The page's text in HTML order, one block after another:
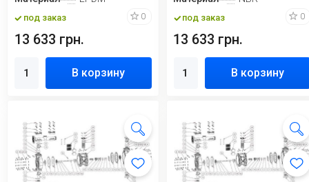
под заказ 0
13 633 грн.
В корзину
под заказ 0
13 633 грн.
В корзину